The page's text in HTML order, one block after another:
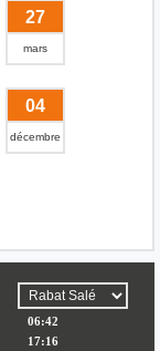
27
mars
04
décembre